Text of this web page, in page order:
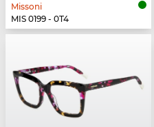
Missoni
MIS 0199 - 0T4